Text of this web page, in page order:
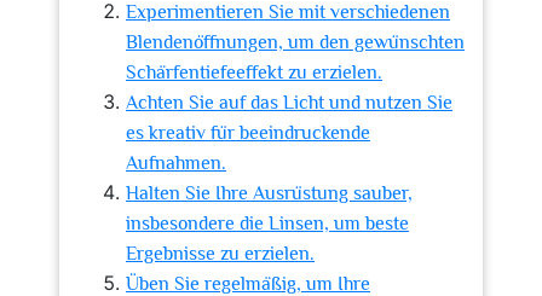
Experimentieren Sie mit verschiedenen
Blendenöffnungen, um den gewünschten
Schärfentiefeeffekt zu erzielen.
Achten Sie auf das Licht und nutzen Sie
es kreativ für beeindruckende
Aufnahmen.
Halten Sie Ihre Ausrüstung sauber,
insbesondere die Linsen, um beste
Ergebnisse zu erzielen.
Üben Sie regelmäßig, um Ihre